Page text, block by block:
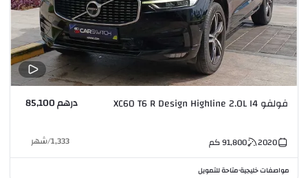
فولفو XC60 T6 R Design Highline 2.0L I4 درهم 85,100
2020
91,800كم 1,333
/شهر
مواصفات خليجية•متاحة للتمويل